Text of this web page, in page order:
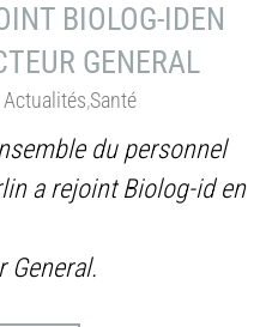
BIOLOG-IDEN
GENERAL
Actualités,Santé
du personnel
a rejoint Biolog-id en
General.